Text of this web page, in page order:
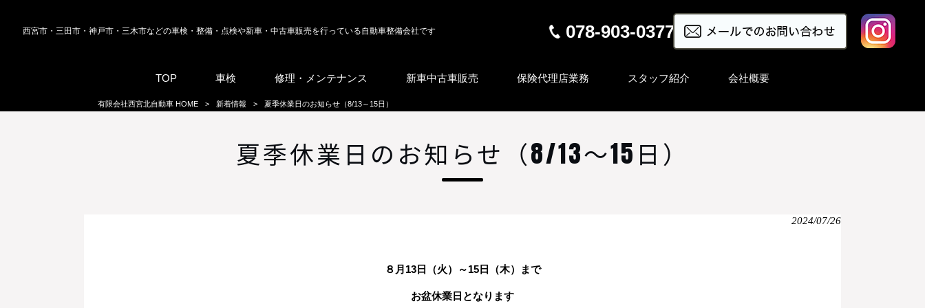
西宮市・三田市・神戸市・三木市などの車検・整備・点検や新車・中古車販売を行っている自動車整備会社です 078-903-0377
TOP 車検 修理・メンテナンス 新車中古車販売 保険代理店業務 スタッフ紹介 会社概要
有限会社西宮北自動車 HOME > 新着情報 > 夏季休業日のお知らせ（8/13～15日）
夏季休業日のお知らせ（8/13～15日）
2024/07/26
８月13日（火）～15日（木）まで
お盆休業日となります